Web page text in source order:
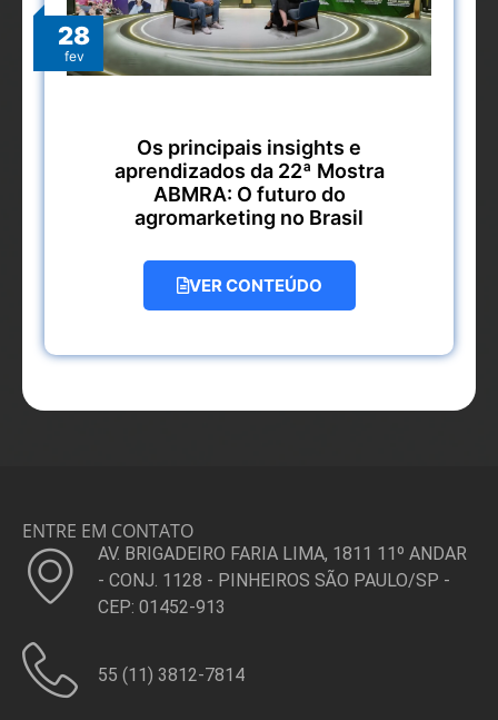
28
fev
Os principais insights e
aprendizados da 22ª Mostra
ABMRA: O futuro do
agromarketing no Brasil
VER CONTEÚDO
ENTRE EM CONTATO
AV. BRIGADEIRO FARIA LIMA, 1811 11º ANDAR
- CONJ. 1128 - PINHEIROS SÃO PAULO/SP -
CEP: 01452-913
55 (11) 3812-7814